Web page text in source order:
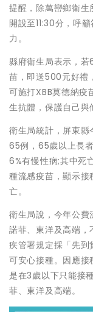
提醒，除萬巒鄉衛生
開設至11:30分，呼
力。
縣府衛生局表示，
苗，即送500元好禮
可施打XBB莫德納疫
生抗體，保護自己與
衛生局統計，屏東縣
65例，65歲以上長
6%有慢性病;其中死
種流感疫苗，顯示
亡。
衛生局說，今年公
諾菲、東洋及高端
疾管署規定採「先
可安心接種。因應
是在3歲以下只能接
菲、東洋及高端。